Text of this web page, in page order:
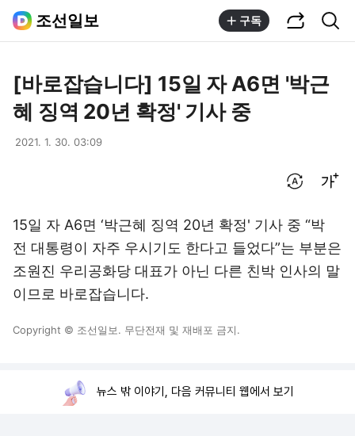
조선일보 구독
[바로잡습니다] 15일 자 A6면 '박근
혜 징역 20년 확정' 기사 중
2021. 1. 30. 03:09
15일 자 A6면 ‘박근혜 징역 20년 확정' 기사 중 “박
전 대통령이 자주 우시기도 한다고 들었다”는 부분은
조원진 우리공화당 대표가 아닌 다른 친박 인사의 말
이므로 바로잡습니다.
Copyright © 조선일보. 무단전재 및 재배포 금지.
뉴스 밖 이야기, 다음 커뮤니티 웹에서 보기